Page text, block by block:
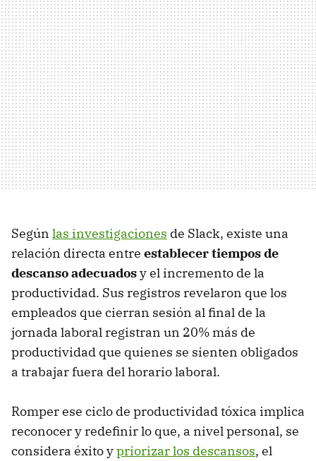
Según las investigaciones de Slack, existe una
relación directa entre establecer tiempos de
descanso adecuadosy el incremento de la
productividad. Sus registros revelaron que los
empleados que cierran sesión al final de la
jornada laboral registran un 20% más de
productividad que quienes se sienten obligados
a trabajar fuera del horario laboral.
Romper ese ciclo de productividad tóxica implica
reconocer y redefinir lo que, a nivel personal, se
considera éxito ypriorizar los descansos, el